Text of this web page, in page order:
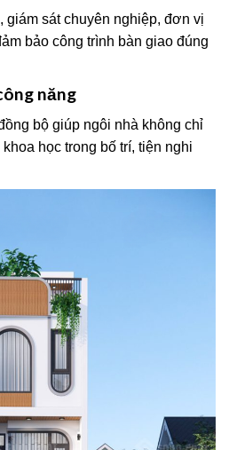
giám sát chuyên nghiệp, đơn vị
bảo công trình bàn giao đúng
năng
bộ giúp ngôi nhà không chỉ
học trong bố trí, tiện nghi